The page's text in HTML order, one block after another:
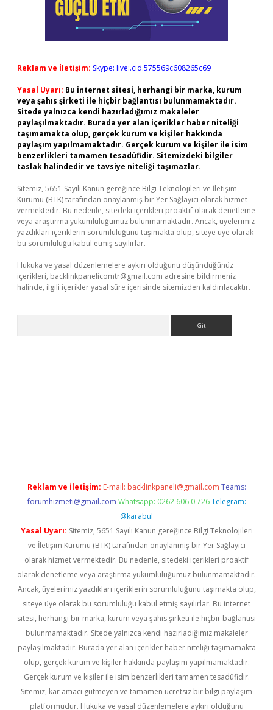
Reklam ve İletişim: Skype: live:.cid.575569c608265c69
Yasal Uyarı: Bu internet sitesi, herhangi bir marka, kurum
veya şahıs şirketi ile hiçbir bağlantısı bulunmamaktadır.
Sitede yalnızca kendi hazırladığımız makaleler
paylaşılmaktadır. Burada yer alan içerikler haber niteliği
taşımamakta olup, gerçek kurum ve kişiler hakkında
paylaşım yapılmamaktadır. Gerçek kurum ve kişiler ile isim
benzerlikleri tamamen tesadüfidir. Sitemizdeki bilgiler
taslak halindedir ve tavsiye niteliği taşımazlar.
Sitemiz, 5651 Sayılı Kanun gereğince Bilgi Teknolojileri ve İletişim
Kurumu (BTK) tarafından onaylanmış bir Yer Sağlayıcı olarak hizmet
vermektedir. Bu nedenle, sitedeki içerikleri proaktif olarak denetleme
veya araştırma yükümlülüğümüz bulunmamaktadır. Ancak, üyelerimiz
yazdıkları içeriklerin sorumluluğunu taşımakta olup, siteye üye olarak
bu sorumluluğu kabul etmiş sayılırlar.
Hukuka ve yasal düzenlemelere aykırı olduğunu düşündüğünüz
içerikleri, backlinkpanelicomtr@gmail.com adresine bildirmeniz
halinde, ilgili içerikler yasal süre içerisinde sitemizden kaldırılacaktır.
Reklam ve İletişim: E-mail: backlinkpaneli@gmail.com Teams:
forumhizmeti@gmail.com Whatsapp: 0262 606 0 726 Telegram:
@karabul
Yasal Uyarı: Sitemiz, 5651 Sayılı Kanun gereğince Bilgi Teknolojileri
ve İletişim Kurumu (BTK) tarafından onaylanmış bir Yer Sağlayıcı
olarak hizmet vermektedir. Bu nedenle, sitedeki içerikleri proaktif
olarak denetleme veya araştırma yükümlülüğümüz bulunmamaktadır.
Ancak, üyelerimiz yazdıkları içeriklerin sorumluluğunu taşımakta olup,
siteye üye olarak bu sorumluluğu kabul etmiş sayılırlar. Bu internet
sitesi, herhangi bir marka, kurum veya şahıs şirketi ile hiçbir bağlantısı
bulunmamaktadır. Sitede yalnızca kendi hazırladığımız makaleler
paylaşılmaktadır. Burada yer alan içerikler haber niteliği taşımamakta
olup, gerçek kurum ve kişiler hakkında paylaşım yapılmamaktadır.
Gerçek kurum ve kişiler ile isim benzerlikleri tamamen tesadüfidir.
Sitemiz, kar amacı gütmeyen ve tamamen ücretsiz bir bilgi paylaşım
platformudur. Hukuka ve yasal düzenlemelere aykırı olduğunu